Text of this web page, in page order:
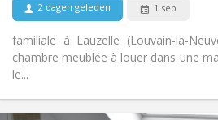
2 dagen geleden 1 sep
familiale à Lauzelle (Louvain-la-
chambre meublée à louer dans une
le...